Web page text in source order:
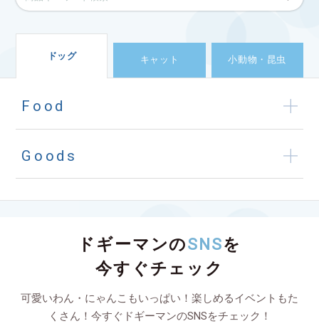
ドッグ キャット 小動物・昆虫
Food
Goods
ドギーマンのSNSを
今すぐチェック
可愛いわん・にゃんこもいっぱい！楽しめるイベントもた
くさん！今すぐドギーマンのSNSをチェック！